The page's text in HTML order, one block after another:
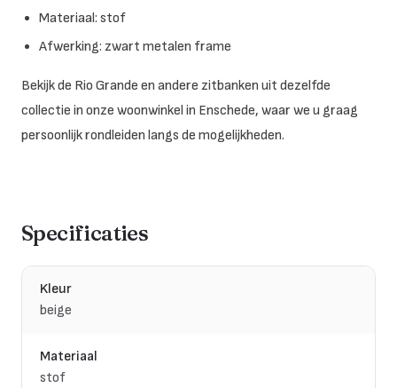
Materiaal: stof
Afwerking: zwart metalen frame
Bekijk de Rio Grande en andere zitbanken uit dezelfde
collectie in onze woonwinkel in Enschede, waar we u graag
persoonlijk rondleiden langs de mogelijkheden.
Specificaties
Kleur
beige
Materiaal
stof